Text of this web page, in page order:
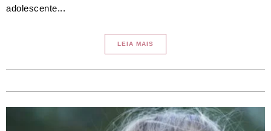
adolescente...
LEIA MAIS